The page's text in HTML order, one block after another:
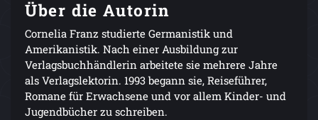
Über die Autorin
Cornelia Franz studierte Germanistik und
Amerikanistik. Nach einer Ausbildung zur
Verlagsbuchhändlerin arbeitete sie mehrere Jahre
als Verlagslektorin. 1993 begann sie, Reiseführer,
Romane für Erwachsene und vor allem Kinder- und
Jugendbücher zu schreiben.